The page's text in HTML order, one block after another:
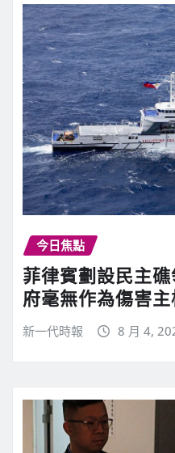
今日焦點
菲律賓劃設民主
府毫無作為傷害主
新一代時報 8 月 4,